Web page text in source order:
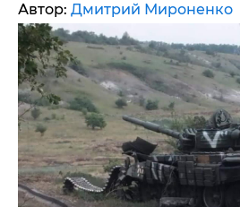
Автор: Дмитрий Мироненко